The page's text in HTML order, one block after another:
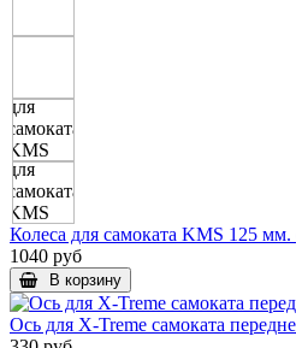
Колеса для самоката KMS 125 мм.
1040 руб
В корзину
Ось для X-Treme самоката